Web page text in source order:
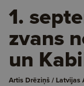
1.
zvans
un
Artis Drēziņš / Latvijas